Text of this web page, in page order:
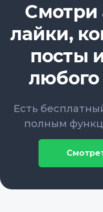
Смотри
лайки,
посты
любого
Есть
полным